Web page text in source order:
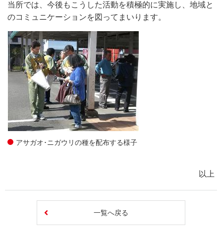
当所では、今後もこうした活動を積極的に実施し、地域と
のコミュニケーションを図ってまいります。
アサガオ･ニガウリの種を配布する様子
以上
一覧へ戻る